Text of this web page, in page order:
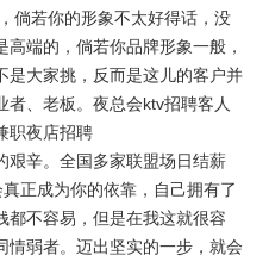
倘若你的形象不太好得话，没
端的，倘若你品牌形象一般，
是大家挑，反而是这儿的客户并
、老板。夜总会ktv招聘客人
职夜店招聘
艰辛。全国多家联盟场日结薪
正成为你的依靠，自己拥有了
都不容易，但是在我这就很容
情弱者。迈出坚实的一步，就会